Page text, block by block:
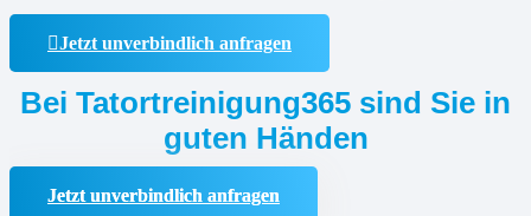
Jetzt unverbindlich anfragen
Bei Tatortreinigung365 sind Sie in
guten Händen
Jetzt unverbindlich anfragen